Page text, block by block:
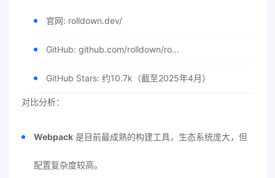
官网: rolldown.dev/
GitHub: github.com/rolldown/ro…
GitHub Stars: 约10.7k（截至2025年4月）
对比分析：
Webpack 是目前最成熟的构建工具，生态系统庞大，但
配置复杂度较高。